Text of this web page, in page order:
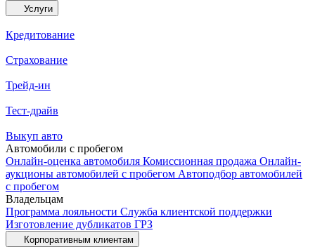
Услуги
Кредитование
Страхование
Трейд-ин
Тест-драйв
Выкуп авто
Автомобили с пробегом
Онлайн-оценка автомобиля Комиссионная продажа Онлайн-
аукционы автомобилей с пробегом Автоподбор автомобилей
с пробегом
Владельцам
Программа лояльности Служба клиентской поддержки
Изготовление дубликатов ГРЗ
Корпоративным клиентам